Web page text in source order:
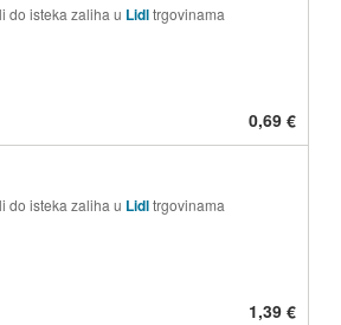
do isteka zaliha u Lidltrgovinama
0,69 €
do isteka zaliha u Lidltrgovinama
1,39 €